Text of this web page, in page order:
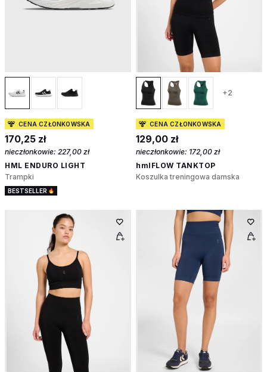
CENA CZŁONKOWSKA
170,25 zł
nieczłonkowie: 227,00 zł
HML ENDURO LIGHT
Trampki
BESTSELLER
+2
CENA CZŁONKOWSKA
129,00 zł
nieczłonkowie: 172,00 zł
hmlFLOW TANKTOP
Koszulka treningowa damska